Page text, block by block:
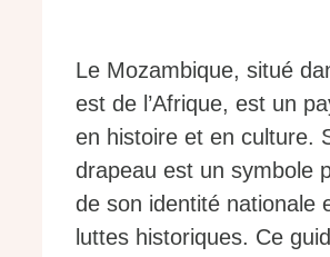
Le Mozambique, situé
est de l’Afrique, est un
en histoire et en culture.
drapeau est un symbole
de son identité nationale
luttes historiques. Ce